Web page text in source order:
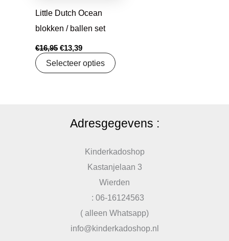
Little Dutch Ocean
blokken / ballen set
€16,95 €13,39
Selecteer opties
Adresgegevens :
Kinderkadoshop
Kastanjelaan 3
Wierden
: 06-16124563
( alleen Whatsapp)
info@kinderkadoshop.nl